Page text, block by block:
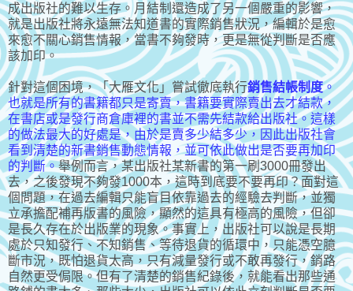
成出版社的難以生存。月結制還造成了另一個嚴重的影響，
就是出版社將永遠無法知道書的實際銷售狀況，編輯於是愈
來愈不關心銷售情報，當書不夠發時，更是無從判斷是否應
該加印。
針對這個困境，「大雁文化」嘗試徹底執行銷售結帳制度。
也就是所有的書籍都只是寄賣，書籍要實際賣出去才結款，
在書店或是發行商倉庫裡的書並不需先結款給出版社。這樣
的做法最大的好處是，由於是賣多少結多少，因此出版社會
看到清楚的新書銷售動態情報，並可依此做出是否要再加印
的判斷。舉例而言，某出版社某新書的第一刷3000冊發出
去，之後發現不夠發1000本，這時到底要不要再印？面對這
個問題，在過去編輯只能盲目依靠過去的經驗去判斷，並獨
立承擔配補再版書的風險，顯然的這具有極高的風險，但卻
是長久存在於出版業的現象。事實上，出版社可以說是長期
處於只知發行、不知銷售、等待退貨的循環中，只能憑空臆
斷市況，既怕退貨太高，只有減量發行或不敢再發行，銷路
自然更受侷限。但有了清楚的銷售紀錄後，就能看出那些通